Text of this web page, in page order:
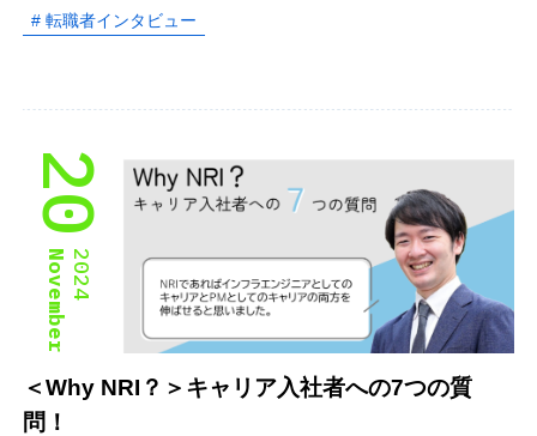
# 転職者インタビュー
20
2024
November
＜Why NRI？＞キャリア入社者への7つの質
問！